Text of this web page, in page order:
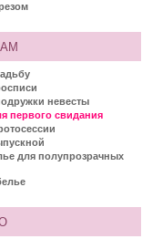
невесты
первого свидания
для полупрозрачных